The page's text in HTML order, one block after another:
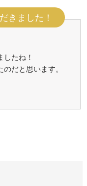
きました！
たね！
だと思います。